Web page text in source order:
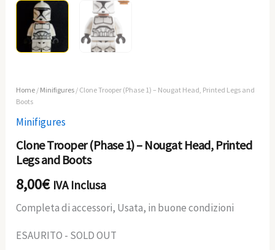
Home / Minifigures / Clone Trooper (Phase 1) – Nougat Head, Printed Legs and
Boots
Minifigures
Clone Trooper (Phase 1) – Nougat Head, Printed
Legs and Boots
8,00€ IVA Inclusa
Completa di accessori, Usata, in buone condizioni
ESAURITO - SOLD OUT